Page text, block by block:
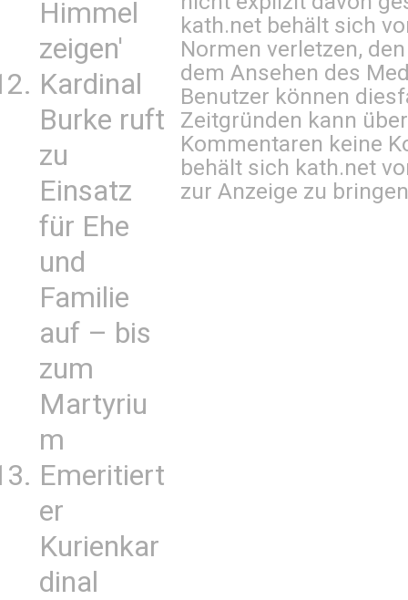
Himmel
zeigen'
Kardinal
Burke ruft
zu
Einsatz
für Ehe
und
Familie
auf – bis
zum
Martyriu
m
Emeritiert
er
Kurienkar
dinal
kath.net behält sich
Normen verletzen,
dem Ansehen des
Benutzer können
Zeitgründen kann
Kommentaren keine
behält sich kath.net
zur Anzeige zu